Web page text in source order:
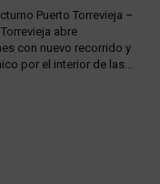
Puerto Torrevieja –
abre
con nuevo recorrido y
por el interior de las...